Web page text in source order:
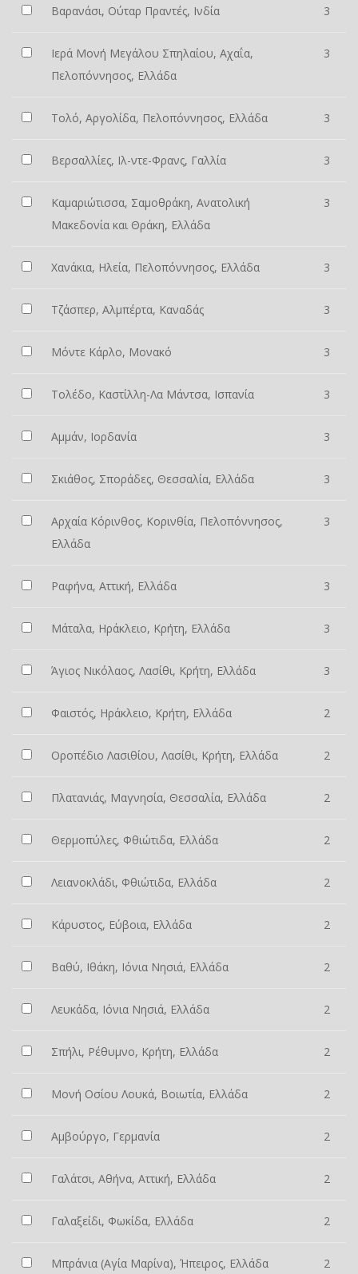
Βαρανάσι, Ούταρ Πραντές, Ινδία 3
Ιερά Μονή Μεγάλου Σπηλαίου, Αχαΐα,
Πελοπόννησος, Ελλάδα
3
Τολό, Αργολίδα, Πελοπόννησος, Ελλάδα 3
Βερσαλλίες, Ιλ-ντε-Φρανς, Γαλλία 3
Καμαριώτισσα, Σαμοθράκη, Ανατολική
Μακεδονία και Θράκη, Ελλάδα
3
Χανάκια, Ηλεία, Πελοπόννησος, Ελλάδα 3
Τζάσπερ, Αλμπέρτα, Καναδάς 3
Μόντε Κάρλο, Μονακό 3
Τολέδο, Καστίλλη-Λα Μάντσα, Ισπανία 3
Αμμάν, Ιορδανία 3
Σκιάθος, Σποράδες, Θεσσαλία, Ελλάδα 3
Αρχαία Κόρινθος, Κορινθία, Πελοπόννησος,
Ελλάδα
3
Ραφήνα, Αττική, Ελλάδα 3
Μάταλα, Ηράκλειο, Κρήτη, Ελλάδα 3
Άγιος Νικόλαος, Λασίθι, Κρήτη, Ελλάδα 3
Φαιστός, Ηράκλειο, Κρήτη, Ελλάδα 2
Οροπέδιο Λασιθίου, Λασίθι, Κρήτη, Ελλάδα 2
Πλατανιάς, Μαγνησία, Θεσσαλία, Ελλάδα 2
Θερμοπύλες, Φθιώτιδα, Ελλάδα 2
Λειανοκλάδι, Φθιώτιδα, Ελλάδα 2
Κάρυστος, Εύβοια, Ελλάδα 2
Βαθύ, Ιθάκη, Ιόνια Νησιά, Ελλάδα 2
Λευκάδα, Ιόνια Νησιά, Ελλάδα 2
Σπήλι, Ρέθυμνο, Κρήτη, Ελλάδα 2
Μονή Οσίου Λουκά, Βοιωτία, Ελλάδα 2
Αμβούργο, Γερμανία 2
Γαλάτσι, Αθήνα, Αττική, Ελλάδα 2
Γαλαξείδι, Φωκίδα, Ελλάδα 2
Μπράνια (Αγία Μαρίνα), Ήπειρος, Ελλάδα 2